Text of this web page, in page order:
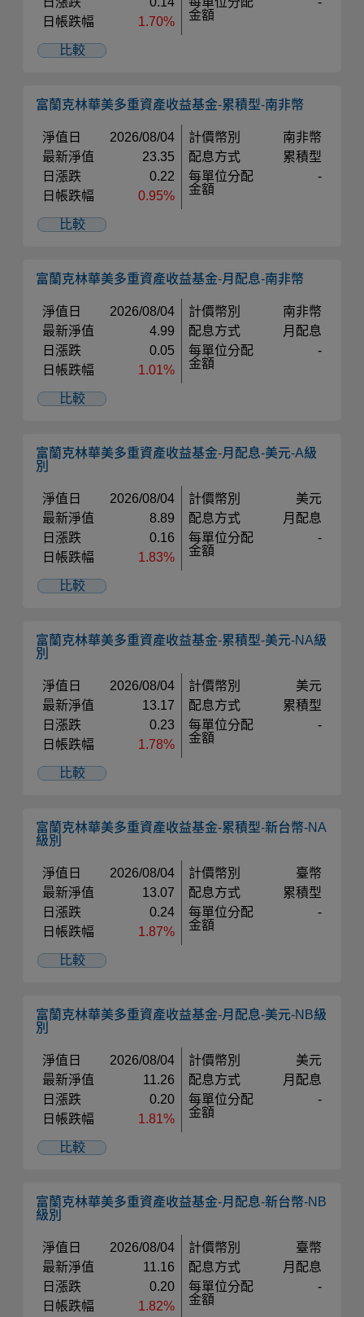
日帳跌幅
1.70%
金額
比較
富蘭克林華美多重資產收益基金-累積型-南非幣
淨值日
2026/08/04
最新淨值
23.35
日漲跌
0.22
日帳跌幅
0.95%
計價幣別
南非幣
配息方式
累積型
每單位分配
金額
-
比較
富蘭克林華美多重資產收益基金-月配息-南非幣
淨值日
2026/08/04
最新淨值
4.99
日漲跌
0.05
日帳跌幅
1.01%
計價幣別
南非幣
配息方式
月配息
每單位分配
金額
-
比較
富蘭克林華美多重資產收益基金-月配息-美元-A級
別
淨值日
2026/08/04
最新淨值
8.89
日漲跌
0.16
日帳跌幅
1.83%
計價幣別
美元
配息方式
月配息
每單位分配
金額
-
比較
富蘭克林華美多重資產收益基金-累積型-美元-NA級
別
淨值日
2026/08/04
最新淨值
13.17
日漲跌
0.23
日帳跌幅
1.78%
計價幣別
美元
配息方式
累積型
每單位分配
金額
-
比較
富蘭克林華美多重資產收益基金-累積型-新台幣-NA
級別
淨值日
2026/08/04
最新淨值
13.07
日漲跌
0.24
日帳跌幅
1.87%
計價幣別
臺幣
配息方式
累積型
每單位分配
金額
-
比較
富蘭克林華美多重資產收益基金-月配息-美元-NB級
別
淨值日
2026/08/04
最新淨值
11.26
日漲跌
0.20
日帳跌幅
1.81%
計價幣別
美元
配息方式
月配息
每單位分配
金額
-
比較
富蘭克林華美多重資產收益基金-月配息-新台幣-NB
級別
淨值日
2026/08/04
最新淨值
11.16
日漲跌
0.20
日帳跌幅
1.82%
計價幣別
臺幣
配息方式
月配息
每單位分配
金額
-